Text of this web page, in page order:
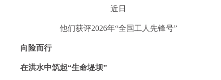
近日
他们获评2026年“全国工人先锋号”
向险而行
在洪水中筑起“生命堤坝”